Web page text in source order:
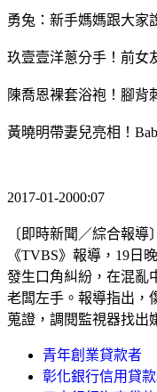
勇兔：新手媽媽跟大家
玖壹壹洋蔥分手！前女
陳喬恩裸套浴袍！腳背
黃曉明帶妻兒亮相！
2017-01-2000:07
〔即時新聞／綜合報
《TVBS》報導，19日
發生口角糾紛，在混亂
老闆左手。報導指出，
蒐證，調閱監視器找出
青年創業貸款者
彰化銀行信用貸